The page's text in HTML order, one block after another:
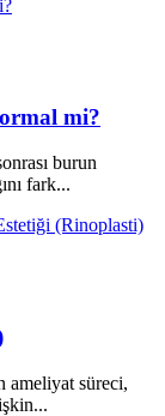
mi?
burun
fark...
ameliyat süreci,